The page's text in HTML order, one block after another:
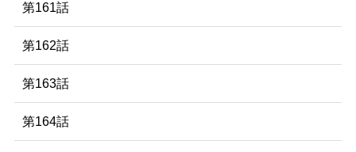
第161話
第162話
第163話
第164話